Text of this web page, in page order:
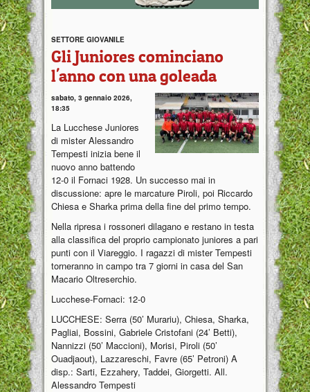
SETTORE GIOVANILE
Gli Juniores cominciano
l'anno con una goleada
sabato, 3 gennaio 2026,
18:35
La Lucchese Juniores
di mister Alessandro
Tempesti inizia bene il
nuovo anno battendo
12-0 il Fornaci 1928. Un successo mai in
discussione: apre le marcature Piroli, poi Riccardo
Chiesa e Sharka prima della fine del primo tempo.
Nella ripresa i rossoneri dilagano e restano in testa
alla classifica del proprio campionato juniores a pari
punti con il Viareggio. I ragazzi di mister Tempesti
torneranno in campo tra 7 giorni in casa del San
Macario Oltreserchio.
Lucchese-Fornaci: 12-0
LUCCHESE: Serra (50’ Murariu), Chiesa, Sharka,
Pagliai, Bossini, Gabriele Cristofani (24’ Betti),
Nannizzi (50’ Maccioni), Morisi, Piroli (50’
Ouadjaout), Lazzareschi, Favre (65’ Petroni) A
disp.: Sarti, Ezzahery, Taddei, Giorgetti. All.
Alessandro Tempesti